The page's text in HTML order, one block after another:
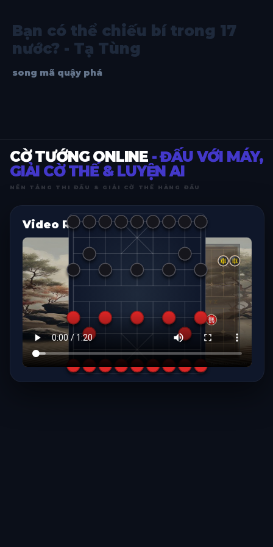
Bạn có thể chiếu bí trong 17
nước? - Tạ Tùng
song mã quậy phá
CỜ TƯỚNG ONLINE - ĐẤU VỚI MÁY,
GIẢI CỜ THẾ & LUYỆN AI
NỀN TẢNG THI ĐẤU & GIẢI CỜ THẾ HÀNG ĐẦU
Video Replay